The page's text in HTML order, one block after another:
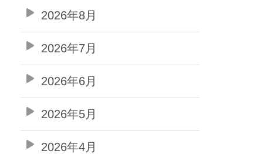
2026年8月
2026年7月
2026年6月
2026年5月
2026年4月